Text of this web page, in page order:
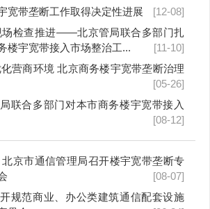
宽带垄断工作取得决定性进展
[12-08]
场检查推进——北京管局联合多部门扎
楼宇宽带接入市场整治工...
[11-10]
营商环境 北京商务楼宇宽带垄断治理
[05-26]
联合多部门对本市商务楼宇宽带接入
[08-12]
京市通信管理局召开楼宇宽带垄断专
[08-07]
规范商业、办公类建筑通信配套设施